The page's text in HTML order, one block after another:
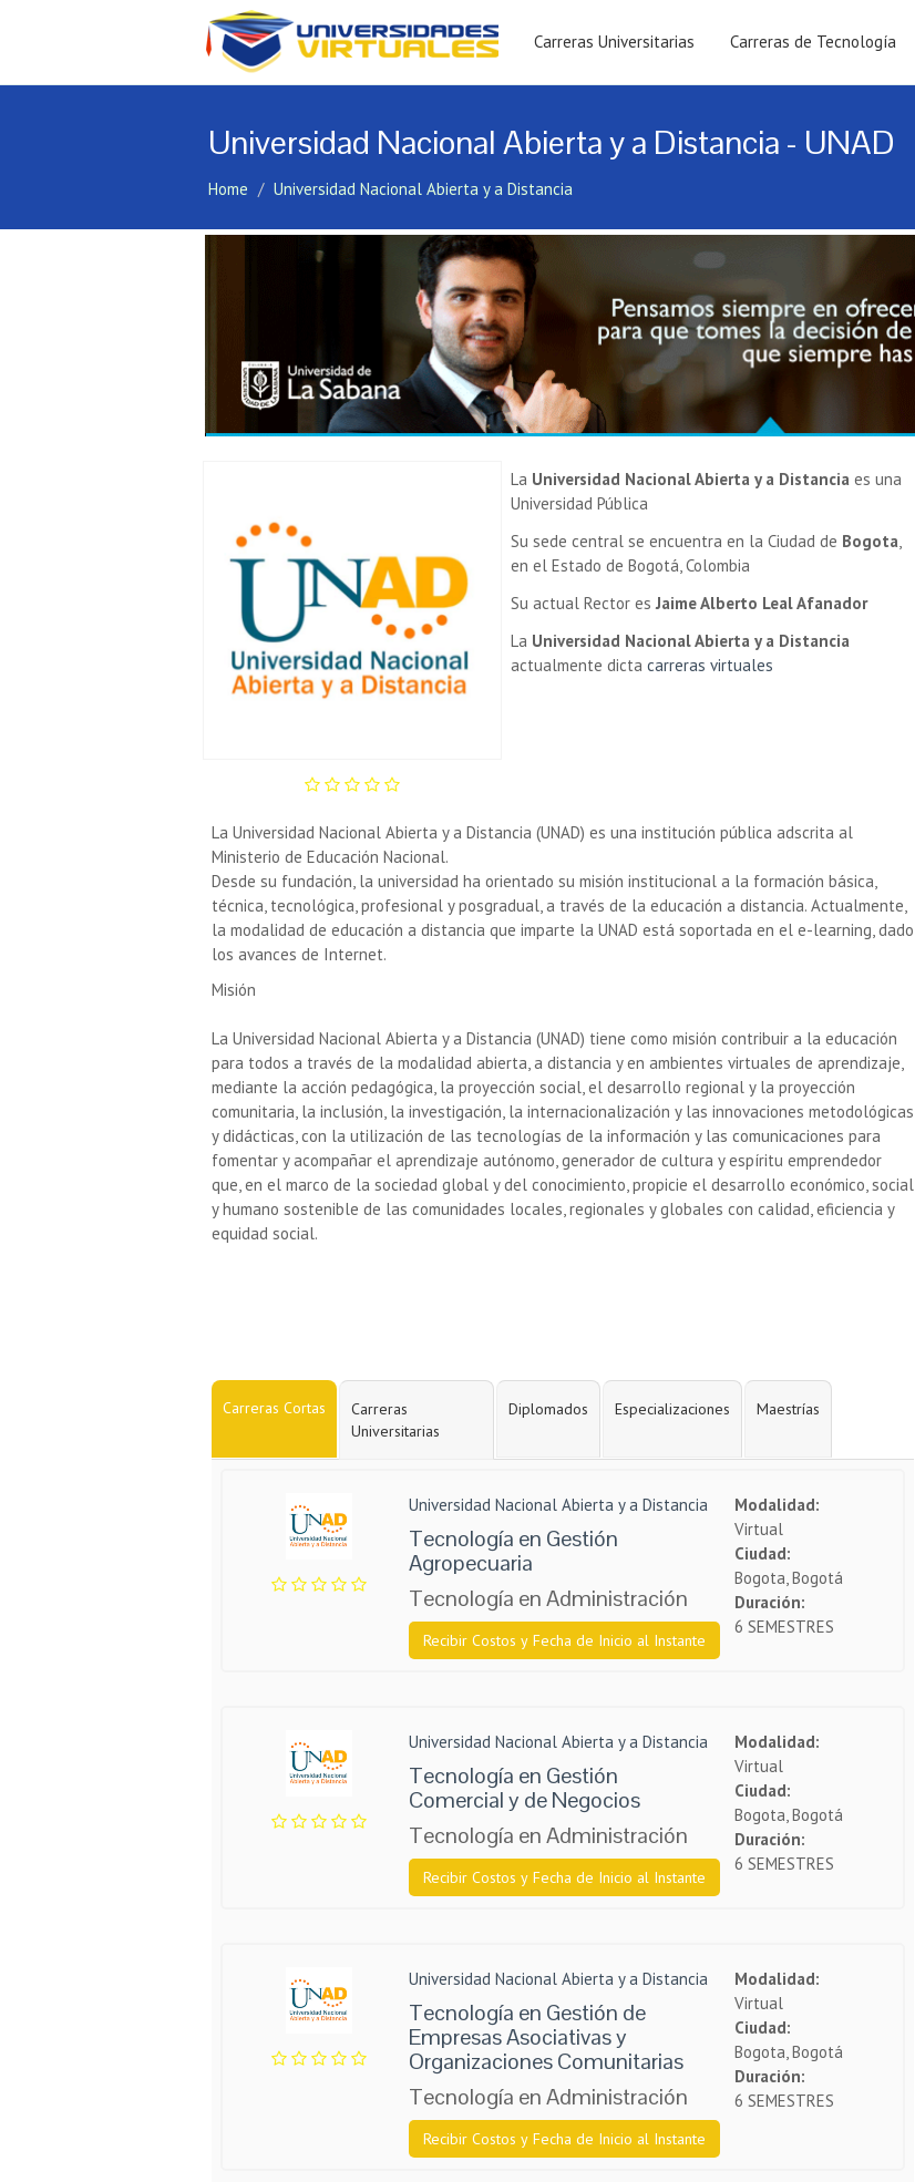
Carreras Universitarias Carreras de Tecnología
Universidad Nacional Abierta y a Distancia - UNAD
Home Universidad Nacional Abierta y a Distancia
La Universidad Nacional Abierta y a Distancia es una
Universidad Pública
Su sede central se encuentra en la Ciudad de Bogota,
en el Estado de Bogotá, Colombia
Su actual Rector esJaime Alberto Leal Afanador
La Universidad Nacional Abierta y a Distancia
actualmente dicta carreras virtuales
La Universidad Nacional Abierta y a Distancia (UNAD) es una institución pública adscrita al
Ministerio de Educación Nacional.
Desde su fundación, la universidad ha orientado su misión institucional a la formación básica,
técnica, tecnológica, profesional y posgradual, a través de la educación a distancia. Actualmente,
la modalidad de educación a distancia que imparte la UNAD está soportada en el e-learning, dado
los avances de Internet.
Misión
La Universidad Nacional Abierta y a Distancia (UNAD) tiene como misión contribuir a la educación
para todos a través de la modalidad abierta, a distancia y en ambientes virtuales de aprendizaje,
mediante la acción pedagógica, la proyección social, el desarrollo regional y la proyección
comunitaria, la inclusión, la investigación, la internacionalización y las innovaciones metodológicas
y didácticas, con la utilización de las tecnologías de la información y las comunicaciones para
fomentar y acompañar el aprendizaje autónomo, generador de cultura y espíritu emprendedor
que, en el marco de la sociedad global y del conocimiento, propicie el desarrollo económico, social
y humano sostenible de las comunidades locales, regionales y globales con calidad, eficiencia y
equidad social.
Carreras Cortas
Carreras
Universitarias
Diplomados Especializaciones Maestrías
Universidad Nacional Abierta y a Distancia
Tecnología en Gestión
Agropecuaria
Tecnología en Administración
Recibir Costos y Fecha de Inicio al Instante
Modalidad:
Virtual
Ciudad:
Bogota, Bogotá
Duración:
6 SEMESTRES
Universidad Nacional Abierta y a Distancia
Tecnología en Gestión
Comercial y de Negocios
Tecnología en Administración
Recibir Costos y Fecha de Inicio al Instante
Modalidad:
Virtual
Ciudad:
Bogota, Bogotá
Duración:
6 SEMESTRES
Universidad Nacional Abierta y a Distancia
Tecnología en Gestión de
Empresas Asociativas y
Organizaciones Comunitarias
Tecnología en Administración
Recibir Costos y Fecha de Inicio al Instante
Modalidad:
Virtual
Ciudad:
Bogota, Bogotá
Duración:
6 SEMESTRES